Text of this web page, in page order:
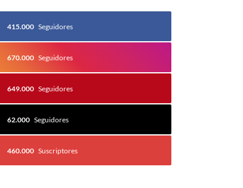
415.000 Seguidores
670.000 Seguidores
649.000 Seguidores
62.000 Seguidores
460.000 Suscriptores